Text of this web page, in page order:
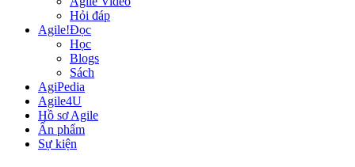
Hỏi đáp
Agile!Đọc
Học
Blogs
Sách
AgiPedia
Agile4U
Hồ sơ Agile
Ấn phẩm
Sự kiện